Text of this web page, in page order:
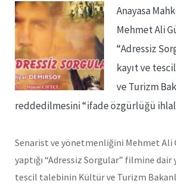
Anayasa
Mehmet Ali
“Adressiz
kayıt ve
ve Turizm
reddedilmesini “ifade özgürlüğü
Senarist ve yönetmenliğini Mehmet Ali
yaptığı “Adressiz Sorgular” filmine dair
tescil talebinin Kültür ve Turizm